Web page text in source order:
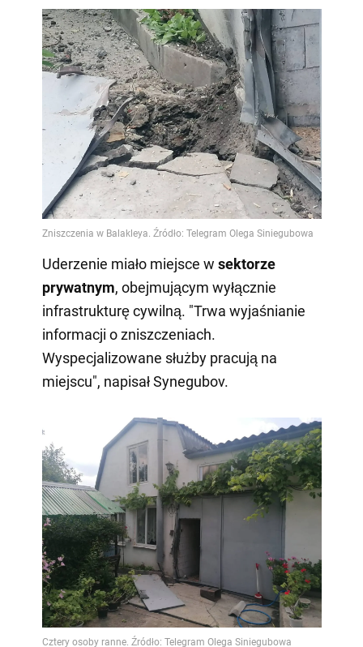
Uderzenie miało miejsce w sektorze
prywatnym, obejmującym wyłącznie
infrastrukturę cywilną. "Trwa wyjaśnianie
informacji o zniszczeniach.
Wyspecjalizowane służby pracują na
miejscu", napisał Synegubov.